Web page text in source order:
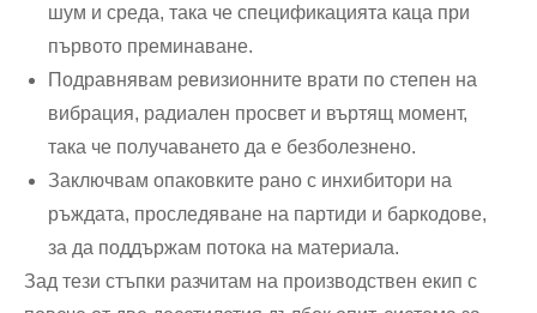
шум и среда, така че спецификацията каца при
първото преминаване.
Подравнявам ревизионните врати по степен на
вибрация, радиален просвет и въртящ момент,
така че получаването да е безболезнено.
Заключвам опаковките рано с инхибитори на
ръждата, проследяване на партиди и баркодове,
за да поддържам потока на материала.
Зад тези стъпки разчитам на производствен екип с